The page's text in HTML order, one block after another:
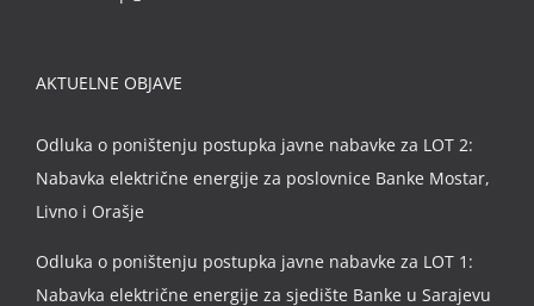
AKTUELNE OBJAVE
Odluka o poništenju postupka javne nabavke za LOT 2:
Nabavka električne energije za poslovnice Banke Mostar,
Livno i Orašje
Odluka o poništenju postupka javne nabavke za LOT 1:
Nabavka električne energije za sjedište Banke u Sarajevu